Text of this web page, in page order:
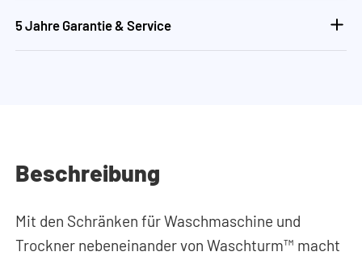
5 Jahre Garantie & Service
Beschreibung
Mit den Schränken für Waschmaschine und
Trockner nebeneinander von Waschturm™ macht